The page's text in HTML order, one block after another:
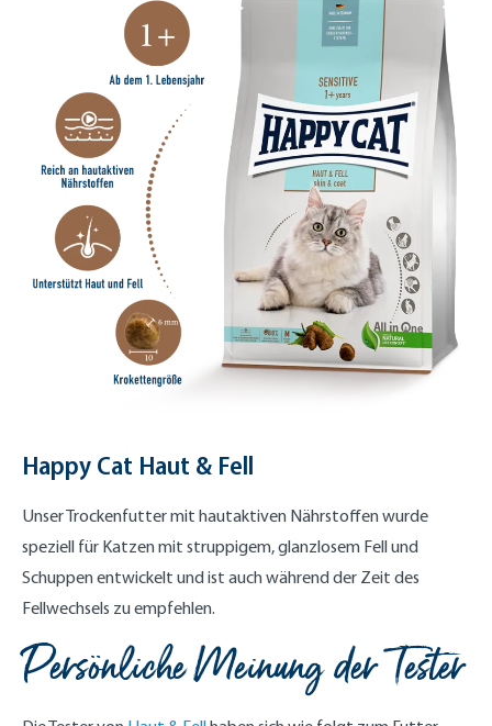
Happy Cat Haut & Fell
Unser Trockenfutter mit hautaktiven Nährstoffen wurde
speziell für Katzen mit struppigem, glanzlosem Fell und
Schuppen entwickelt und ist auch während der Zeit des
Fellwechsels zu empfehlen.
Persönliche Meinung der Tester